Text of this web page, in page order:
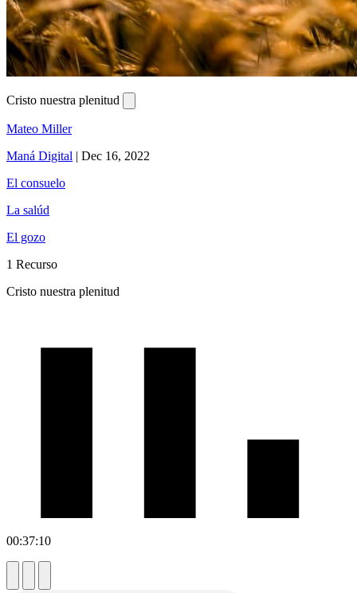
Cristo nuestra plenitud
Mateo Miller
Maná Digital | Dec 16, 2022
El consuelo
La salúd
El gozo
1 Recurso
Cristo nuestra plenitud
00:37:10